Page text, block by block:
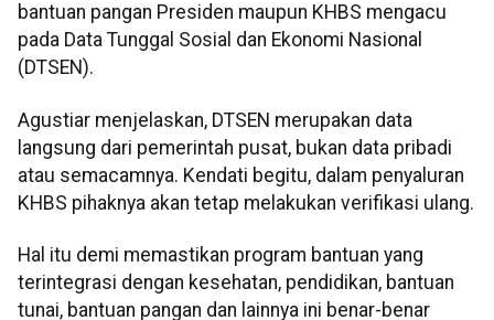
bantuan pangan Presiden maupun KHBS mengacu
pada Data Tunggal Sosial dan Ekonomi Nasional
(DTSEN).
Agustiar menjelaskan, DTSEN merupakan data
langsung dari pemerintah pusat, bukan data pribadi
atau semacamnya. Kendati begitu, dalam penyaluran
KHBS pihaknya akan tetap melakukan verifikasi ulang.
Hal itu demi memastikan program bantuan yang
terintegrasi dengan kesehatan, pendidikan, bantuan
tunai, bantuan pangan dan lainnya ini benar-benar